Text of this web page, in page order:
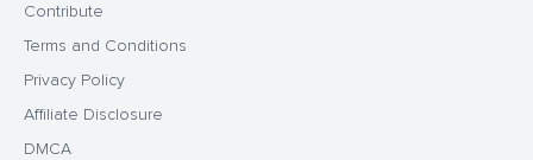
Contribute
Terms and Conditions
Privacy Policy
Affiliate Disclosure
DMCA